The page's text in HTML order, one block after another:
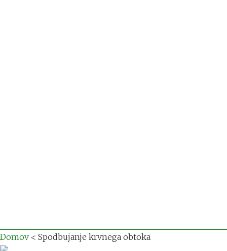
Domov < Spodbujanje krvnega obtoka